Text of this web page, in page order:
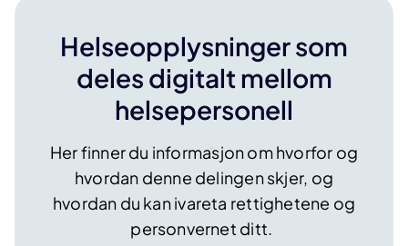
Helseopplysninger som
deles digitalt mellom
helsepersonell
Her finner du informasjon om hvorfor og
hvordan denne delingen skjer, og
hvordan du kan ivareta rettighetene og
personvernet ditt.